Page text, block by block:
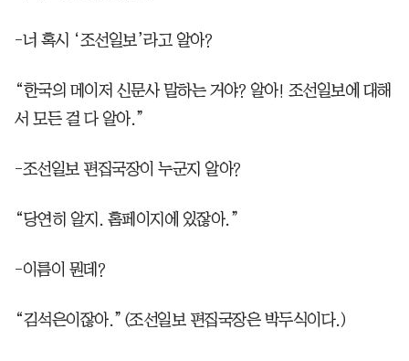
-너 혹시 ‘조선일보’라고 알아?
“한국의 메이저 신문사 말하는 거야? 알아! 조선일보에 대해
서 모든 걸 다 알아.”
-조선일보 편집국장이 누군지 알아?
“당연히 알지. 홈페이지에 있잖아.”
-이름이 뭔데?
“김석은이잖아.”(조선일보 편집국장은 박두식이다.)